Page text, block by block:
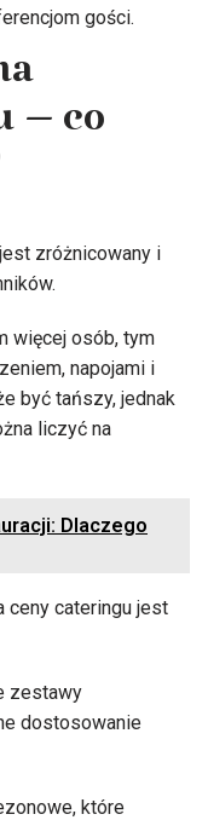
gości.
– co
zróżnicowany i
więcej osób, tym
napojami i
być tańszy, jednak
liczyć na
Dlaczego
ceny cateringu jest
zestawy
dostosowanie
które